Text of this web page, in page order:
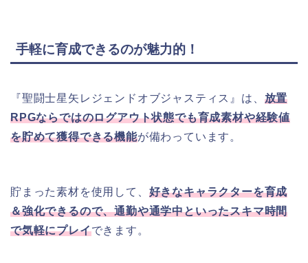
手軽に育成できるのが魅力的！
『聖闘士星矢レジェンドオブジャスティス』は、 放置
RPGならではのログアウト状態でも育成素材や経験値
を貯めて獲得できる機能が備わっています。
貯まった素材を使用して、 好きなキャラクターを育成
＆強化できるので、通勤や通学中といったスキマ時間
で気軽にプレイできます。